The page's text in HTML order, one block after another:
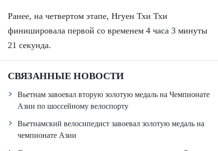
Ранее, на четвертом этапе, Нгуен Тхи Тхи
финишировала первой со временем 4 часа 3 минуты
21 секунда.
СВЯЗАННЫЕ НОВОСТИ
Вьетнам завоевал вторую золотую медаль на Чемпионате
Азии по шоссейному велоспорту
Вьетнамский велосипедист завоевал золотую медаль на
чемпионате Азии